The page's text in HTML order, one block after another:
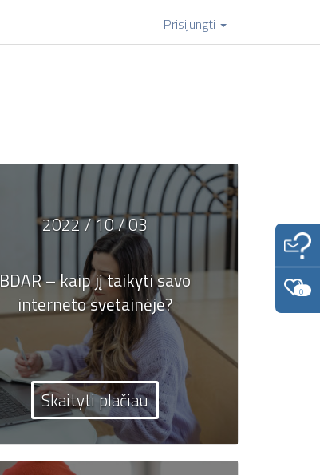
Prisijungti
2022 / 10 / 03
BDAR – kaip jį taikyti savo
interneto svetainėje?
Skaityti plačiau
0